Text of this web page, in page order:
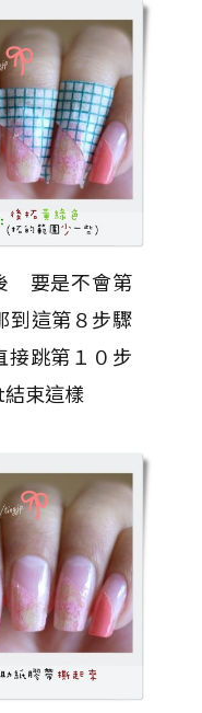
要是不會第
到這第８步驟
接跳第１０步
束這樣